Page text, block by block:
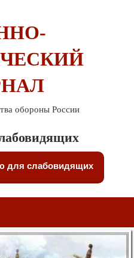
обороны России
для слабовидящих